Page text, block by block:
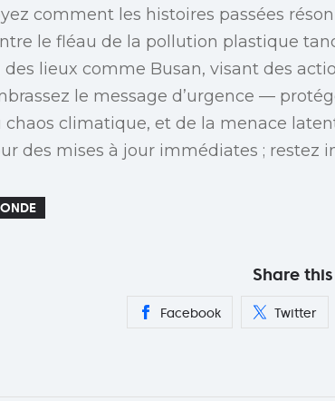
comment les histoires passées
le fléau de la pollution plastique
des lieux comme Busan, visant des
le message d’urgence —
chaos climatique, et de la menace
des mises à jour immédiates ; restez
Share
Facebook Twitter